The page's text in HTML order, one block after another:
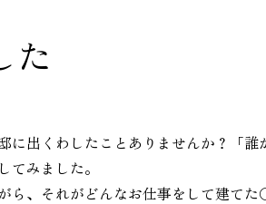
た
に出くわしたことありませんか？「誰
てみました。
ら、それがどんなお仕事をして建てた